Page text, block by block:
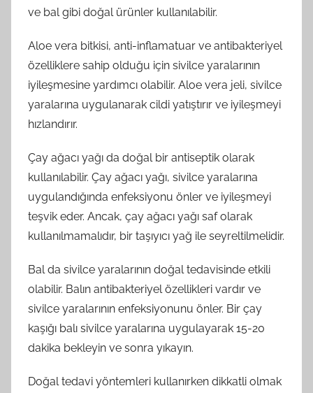
ve bal gibi doğal ürünler kullanılabilir.
Aloe vera bitkisi, anti-inflamatuar ve antibakteriyel
özelliklere sahip olduğu için sivilce yaralarının
iyileşmesine yardımcı olabilir. Aloe vera jeli, sivilce
yaralarına uygulanarak cildi yatıştırır ve iyileşmeyi
hızlandırır.
Çay ağacı yağı da doğal bir antiseptik olarak
kullanılabilir. Çay ağacı yağı, sivilce yaralarına
uygulandığında enfeksiyonu önler ve iyileşmeyi
teşvik eder. Ancak, çay ağacı yağı saf olarak
kullanılmamalıdır, bir taşıyıcı yağ ile seyreltilmelidir.
Bal da sivilce yaralarının doğal tedavisinde etkili
olabilir. Balın antibakteriyel özellikleri vardır ve
sivilce yaralarının enfeksiyonunu önler. Bir çay
kaşığı balı sivilce yaralarına uygulayarak 15-20
dakika bekleyin ve sonra yıkayın.
Doğal tedavi yöntemleri kullanırken dikkatli olmak